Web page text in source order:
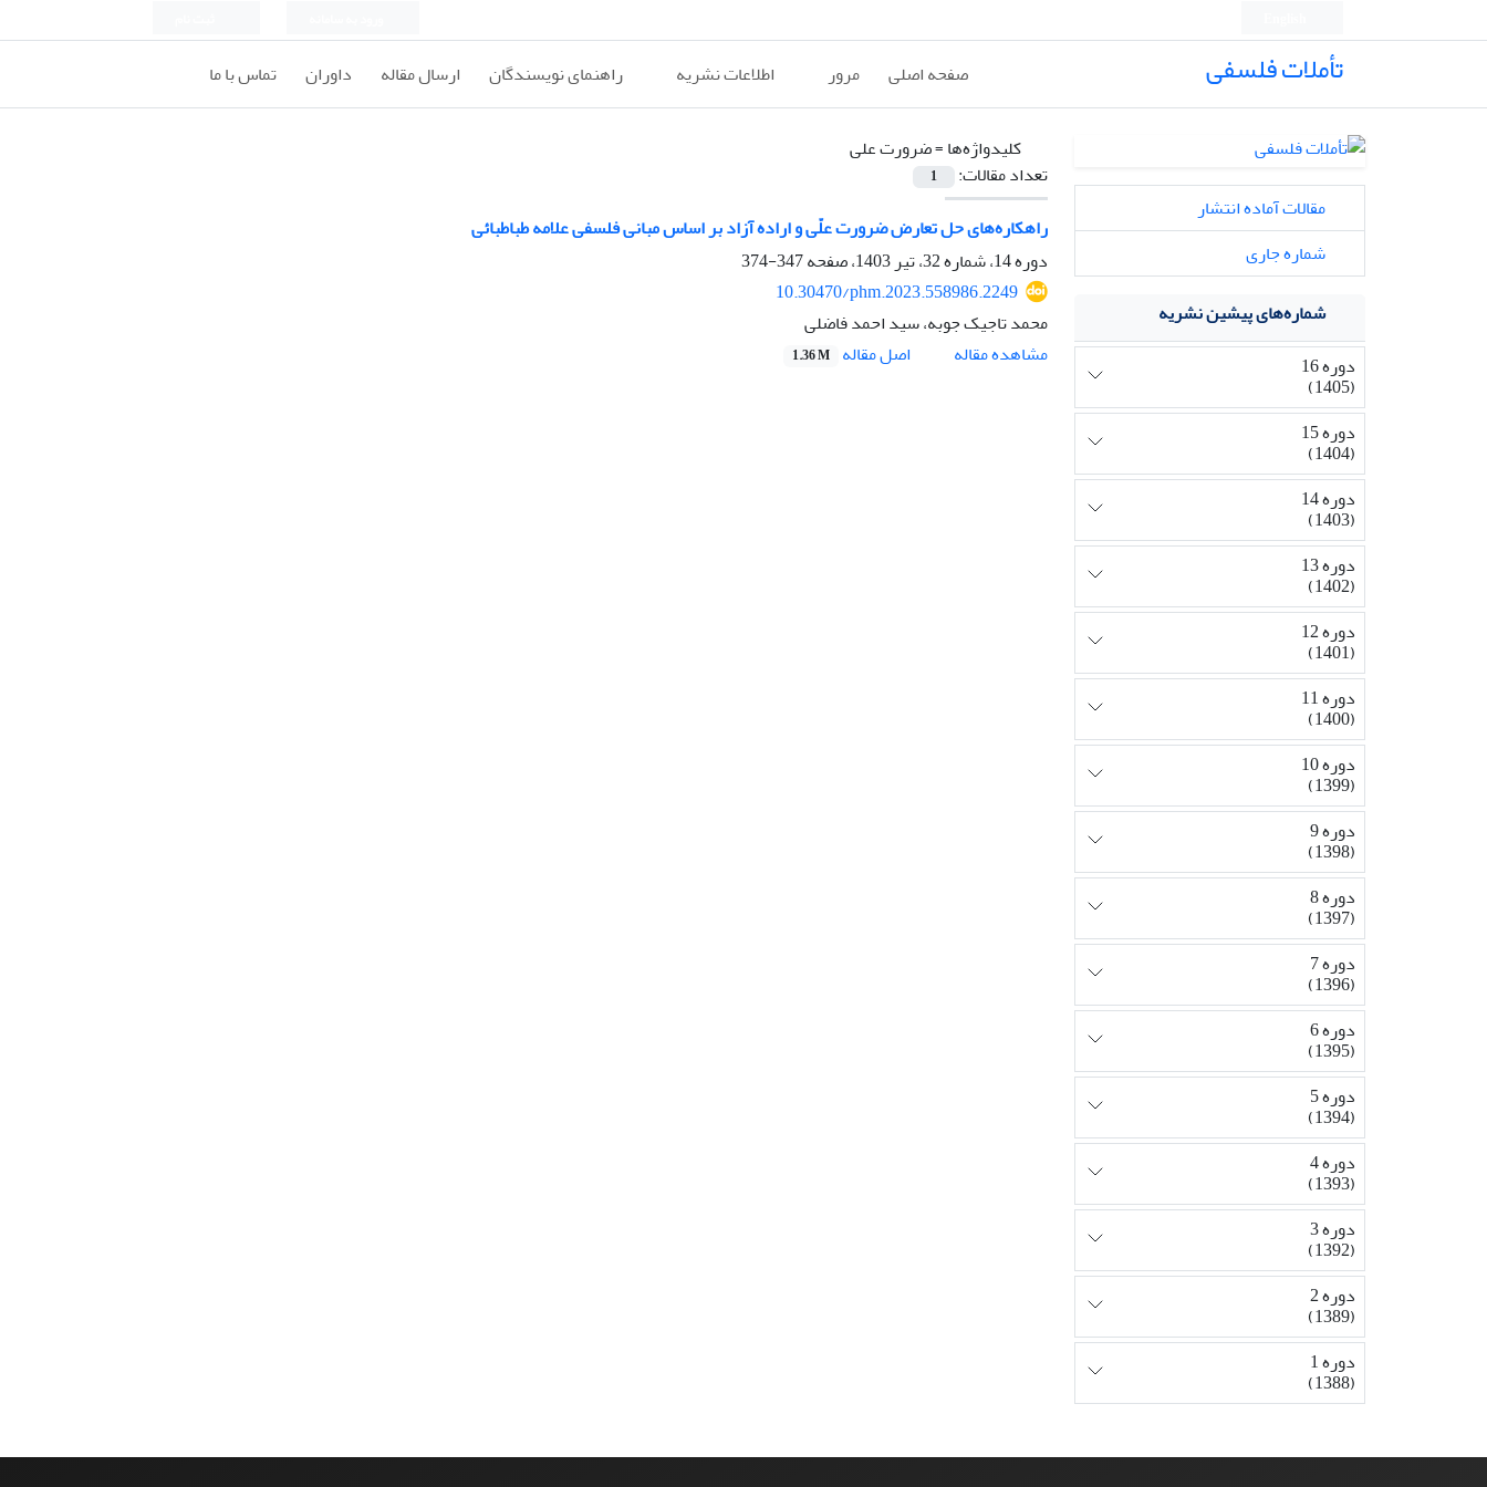
تأملات فلسفی صفحه اصلی مرور اطلاعات نشریه راهنمای نویسندگان ارسال مقاله داوران تماس با ما
کلیدواژه‌ها =ضرورت علی
تعداد مقالات:
1
راهکاره‌های حل تعارض ضرورت علّی و اراده آزاد بر اساس مبانی فلسفی علامه طباطبائی
دوره 14، شماره 32، تیر 1403، صفحه
347-374
10.30470/phm.2023.558986.2249
محمد تاجیک جوبه، سید احمد فاضلی
مشاهده مقاله
اصل مقاله 1.36 M
مقالات آماده انتشار
شماره جاری
شماره‌های پیشین نشریه
دوره 16
(1405)
دوره 15
(1404)
دوره 14
(1403)
دوره 13
(1402)
دوره 12
(1401)
دوره 11
(1400)
دوره 10
(1399)
دوره 9
(1398)
دوره 8
(1397)
دوره 7
(1396)
دوره 6
(1395)
دوره 5
(1394)
دوره 4
(1393)
دوره 3
(1392)
دوره 2
(1389)
دوره 1
(1388)